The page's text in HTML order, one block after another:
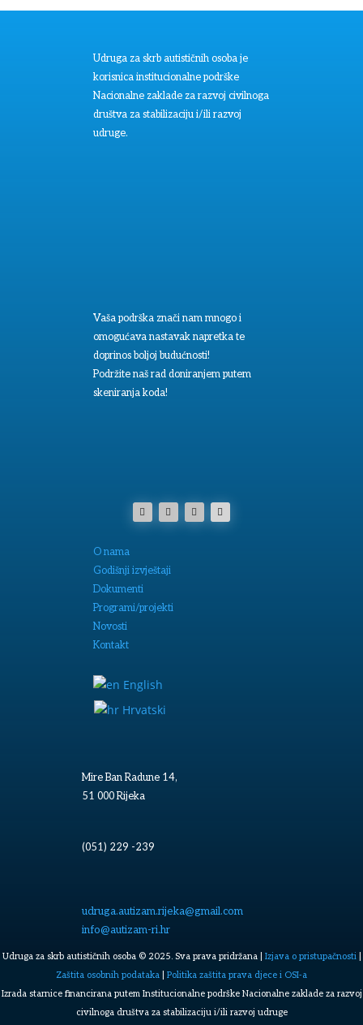
Udruga za skrb autističnih osoba je
korisnica institucionalne podrške
Nacionalne zaklade za razvoj civilnoga
društva za stabilizaciju i/ili razvoj
udruge.
Vaša podrška znači nam mnogo i
omogućava nastavak napretka te
doprinos boljoj budućnosti!
Podržite naš rad doniranjem putem
skeniranja koda!
O nama
Godišnji izvještaji
Dokumenti
Programi/projekti
Novosti
Kontakt
English
Hrvatski
Mire Ban Radune 14,
51 000 Rijeka
(051) 229 -239
udruga.autizam.rijeka@gmail.com
info@autizam-ri.hr
Udruga za skrb autističnih osoba © 2025. Sva prava pridržana | Izjava o pristupačnosti|
Zaštita osobnih podataka
Politika zaštita prava djece i OSI-a
Izrada starnice financirana putem Institucionalne podrške Nacionalne zaklade za razvoj
civilnoga društva za stabilizaciju i/ili razvoj udruge